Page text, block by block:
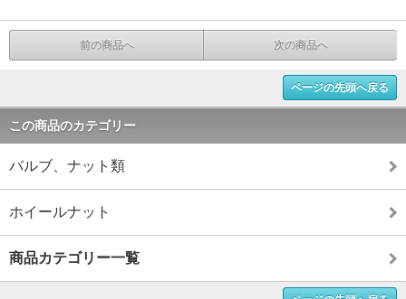
前の商品へ 次の商品へ
ページの先頭へ戻る
この商品のカテゴリー
バルブ、ナット類
ホイールナット
商品カテゴリー一覧